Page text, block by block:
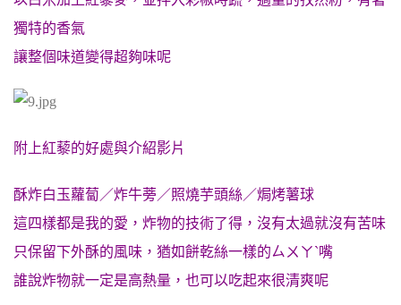
獨特的香氣
讓整個味道變得超夠味呢
附上紅藜的好處與介紹影片
酥炸白玉蘿蔔／炸牛蒡／照燒芋頭絲／焗烤薯球
這四樣都是我的愛，炸物的技術了得，沒有太過就沒有苦味
只保留下外酥的風味，猶如餅乾絲一樣的ㄙㄨㄚˋ嘴
誰說炸物就一定是高熱量，也可以吃起來很清爽呢